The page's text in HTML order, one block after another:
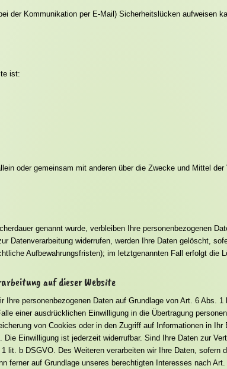
der Kommunikation per E-Mail) Sicherheitslücken aufweisen
ist:
oder gemeinsam mit anderen über die Zwecke und Mittel
genannt wurde, verbleiben Ihre personenbezogenen
Datenverarbeitung widerrufen, werden Ihre Daten gelöscht,
Aufbewahrungsfristen); im letztgenannten Fall erfolgt die
auf dieser Website
Ihre personenbezogenen Daten auf Grundlage von Art. 6 Abs.
einer ausdrücklichen Einwilligung in die Übertragung
von Cookies oder in den Zugriff auf Informationen in
Einwilligung ist jederzeit widerrufbar. Sind Ihre Daten zur
lit. b DSGVO. Des Weiteren verarbeiten wir Ihre Daten,
ferner auf Grundlage unseres berechtigten Interesses nach